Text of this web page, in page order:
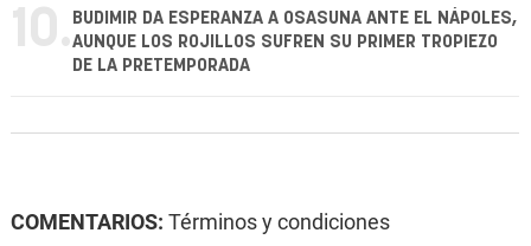
10. BUDIMIR DA ESPERANZA A OSASUNA ANTE EL NÁPOLES,
AUNQUE LOS ROJILLOS SUFREN SU PRIMER TROPIEZO
DE LA PRETEMPORADA
COMENTARIOS: Términos y condiciones